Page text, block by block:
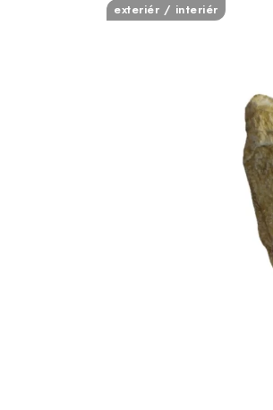
exteriér / interiér